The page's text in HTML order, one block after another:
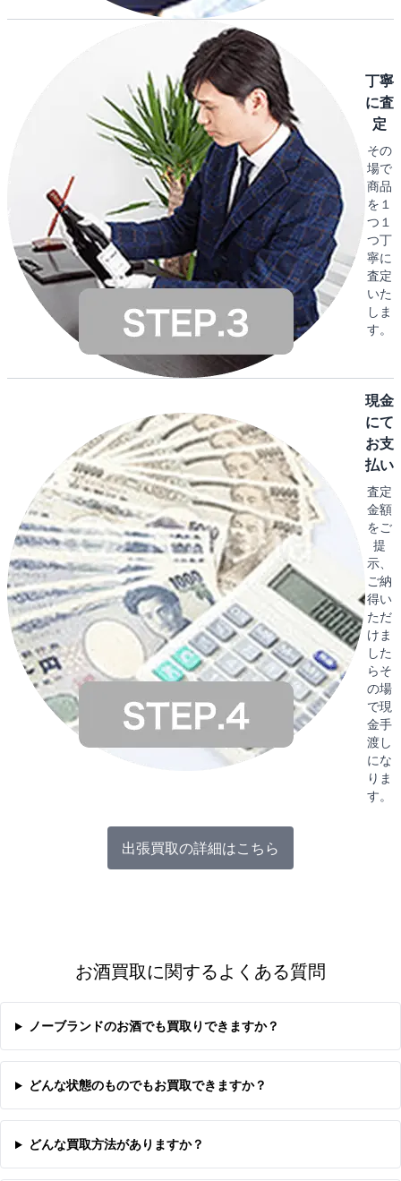
丁寧
に査
定
その
場で
商品
を１
つ１
つ丁
寧に
査定
いた
しま
す。
現金
にて
お支
払い
査定
金額
をご
提
示、
ご納
得い
ただ
けま
した
らそ
の場
で現
金手
渡し
にな
りま
す。
出張買取の詳細はこちら
お酒買取に関するよくある質問
ノーブランドのお酒でも買取りできますか？
どんな状態のものでもお買取できますか？
どんな買取方法がありますか？